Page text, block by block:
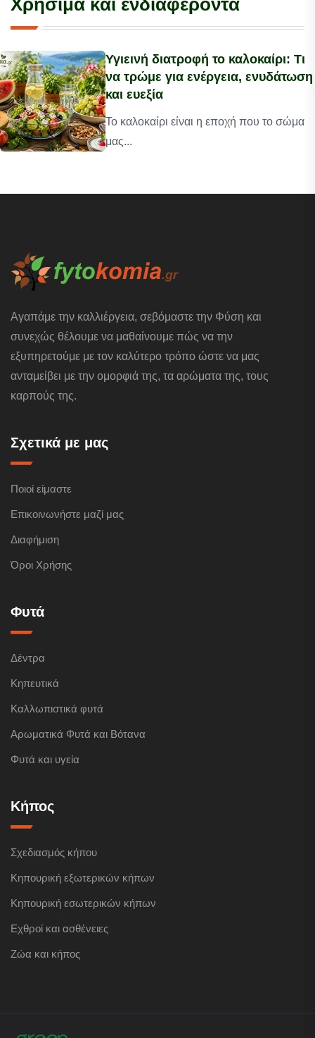
Χρήσιμα και ενδιαφέροντα
Υγιεινή διατροφή το καλοκαίρι: Τι
να τρώμε για ενέργεια, ενυδάτωση
και ευεξία
Το καλοκαίρι είναι η εποχή που το σώμα
μας...
Αγαπάμε την καλλιέργεια, σεβόμαστε την Φύση και
συνεχώς θέλουμε να μαθαίνουμε πώς να την
εξυπηρετούμε με τον καλύτερο τρόπο ώστε να μας
ανταμείβει με την ομορφιά της, τα αρώματα της, τους
καρπούς της.
Σχετικά με μας
Ποιοί είμαστε
Επικοινωνήστε μαζί μας
Διαφήμιση
Όροι Χρήσης
Φυτά
Δέντρα
Κηπευτικά
Καλλωπιστικά φυτά
Αρωματικά Φυτά και Βότανα
Φυτά και υγεία
Κήπος
Σχεδιασμός κήπου
Κηπουρική εξωτερικών κήπων
Κηπουρική εσωτερικών κήπων
Εχθροί και ασθένειες
Ζώα και κήπος